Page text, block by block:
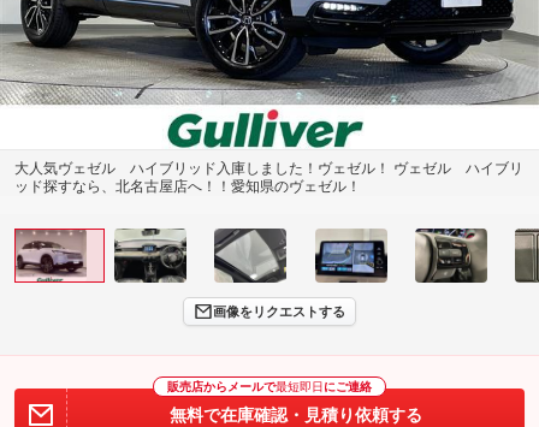
大人気ヴェゼル ハイブリッド入庫しました！ヴェゼル！ ヴェゼル ハイブリ
ッド探すなら、北名古屋店へ！！愛知県のヴェゼル！
画像をリクエストする
販売店からメールで最短即日 にご連絡
無料で在庫確認・見積り依頼する